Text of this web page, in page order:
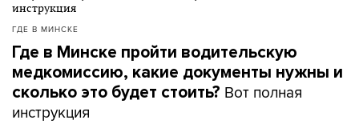
ГДЕ В МИНСКЕ
Где в Минске пройти водительскую
медкомиссию, какие документы нужны и
сколько это будет стоить? Вот полная
инструкция